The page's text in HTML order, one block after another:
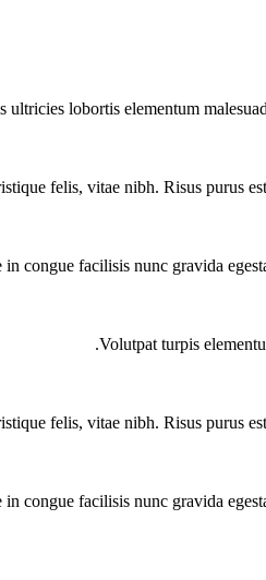
ultricies lobortis elementum
felis, vitae nibh. Risus purus
congue facilisis nunc gravida
Volutpat turpis
felis, vitae nibh. Risus purus
congue facilisis nunc gravida